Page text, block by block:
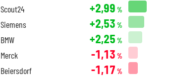
Scout24 +2,99 %
Siemens +2,53 %
BMW +2,25 %
Merck -1,13 %
Beiersdorf -1,17 %